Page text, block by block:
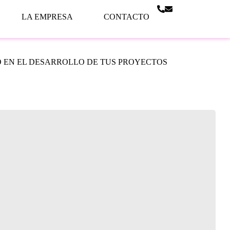
LA EMPRESA CONTACTO
EL DESARROLLO DE TUS PROYECTOS